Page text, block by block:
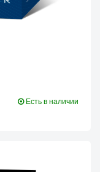
Есть в наличии